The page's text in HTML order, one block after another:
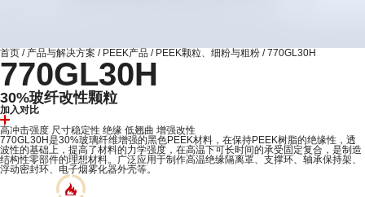
首页 / 产品与解决方案 / PEEK产品 / PEEK颗粒、细粉与粗粉 /770GL30H
770GL30H
30%玻纤改性颗粒
加入对比
高冲击强度 尺寸稳定性 绝缘 低翘曲 增强改性
770GL30H是30%玻璃纤维增强的黑色PEEK材料，在保持PEEK树脂的绝缘性，透
波性的基础上，提高了材料的力学强度，在高温下可长时间的承受固定复合，是制造
结构性零部件的理想材料。广泛应用于制作高温绝缘隔离罩、支撑环、轴承保持架、
浮动密封环、电子烟雾化器外壳等。